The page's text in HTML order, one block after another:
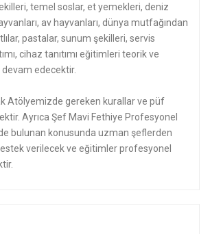
temel soslar, et yemekleri, deniz
av hayvanları, dünya mutfağından
pastalar, sunum şekilleri, servis
cihaz tanıtımı eğitimleri teorik ve
edecektir.
Atölyemizde gereken kurallar ve püf
Ayrıca Şef Mavi Fethiye Profesyonel
bulunan konusunda uzman şeflerden
verilecek ve eğitimler profesyonel